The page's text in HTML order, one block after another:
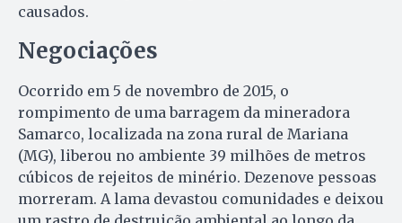
causados.
Negociações
Ocorrido em 5 de novembro de 2015, o
rompimento de uma barragem da mineradora
Samarco, localizada na zona rural de Mariana
(MG), liberou no ambiente 39 milhões de metros
cúbicos de rejeitos de minério. Dezenove pessoas
morreram. A lama devastou comunidades e deixou